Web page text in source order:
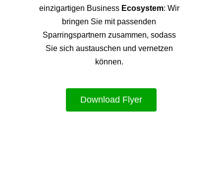
einzigartigen Business Ecosystem: Wir
bringen Sie mit passenden
Sparringspartnern zusammen, sodass
Sie sich austauschen und vernetzen
können.
Download Flyer